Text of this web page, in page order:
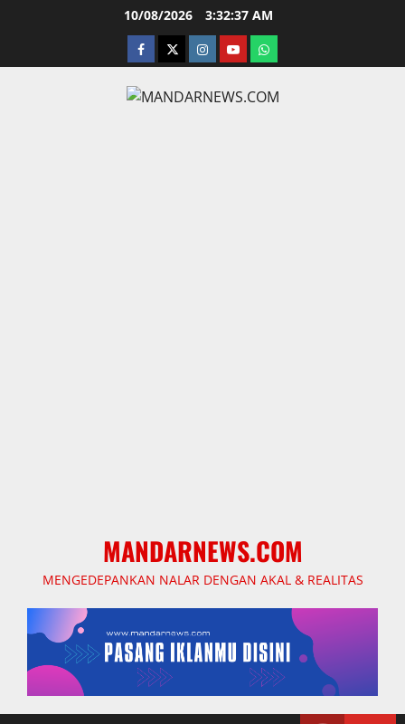
10/08/2026 3:32:38 AM
facebooktwitterinstagram.com
youtubewhatsapp
MANDARNEWS.COM
MENGEDEPANKAN NALAR DENGAN AKAL & REALITAS